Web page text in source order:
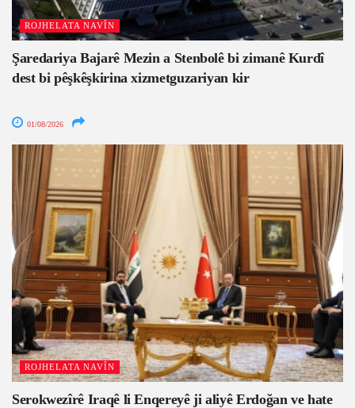
ROJHELATA NAVÎN
Şaredariya Bajarê Mezin a Stenbolê bi zimanê Kurdî
dest bi pêşkêşkirina xizmetguzariyan kir
01/08/2026
ROJHELATA NAVÎN
Serokwezîrê Iraqê li Enqereyê ji aliyê Erdoğan ve hate